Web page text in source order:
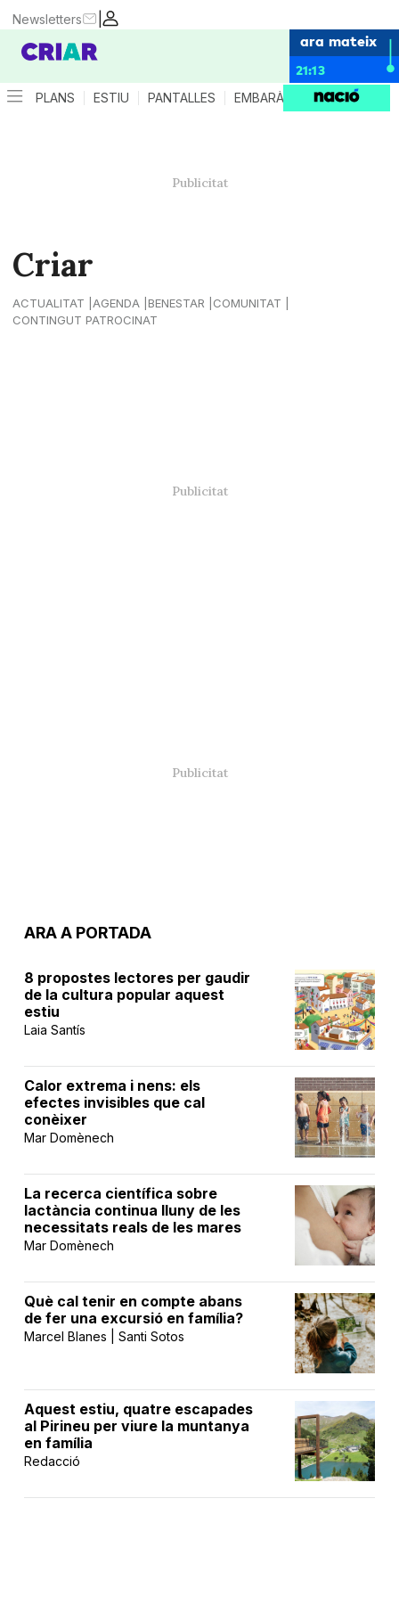
|
Newsletters
ara mateix
21:13
PLANS ESTIU PANTALLES EMBARÀS CRIANÇA
Criar
ACTUALITAT AGENDA BENESTAR
COMUNITAT
CONTINGUT PATROCINAT
ARA A PORTADA
8 propostes lectores per gaudir
de la cultura popular aquest
estiu
Laia Santís
Calor extrema i nens: els
efectes invisibles que cal
conèixer
Mar Domènech
La recerca científica sobre
lactància continua lluny de les
necessitats reals de les mares
Mar Domènech
Què cal tenir en compte abans
de fer una excursió en família?
Marcel Blanes | Santi Sotos
Aquest estiu, quatre escapades
al Pirineu per viure la muntanya
en família
Redacció